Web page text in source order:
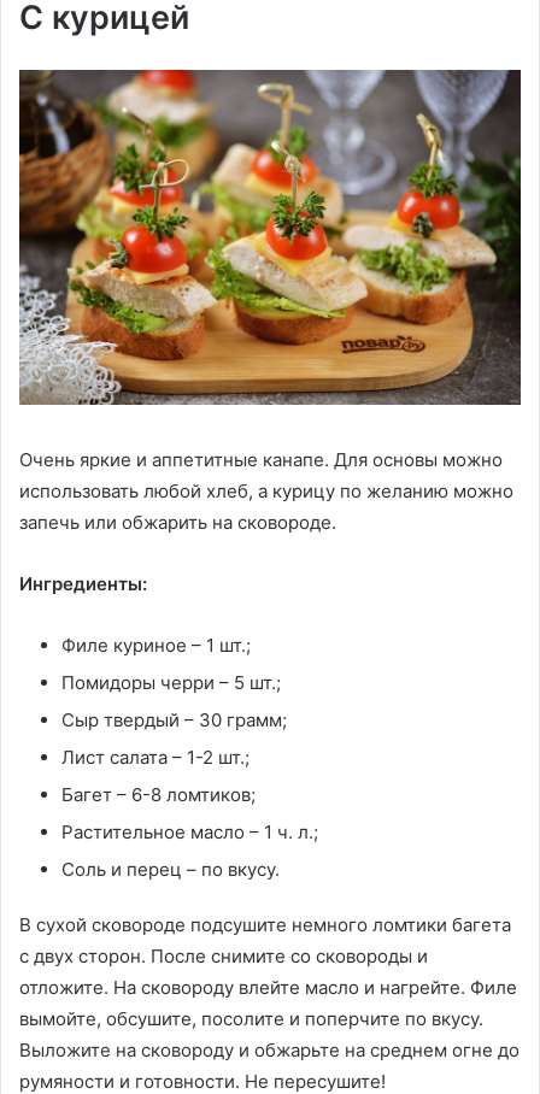
С курицей
Очень яркие и аппетитные канапе. Для основы можно
использовать любой хлеб, а курицу по желанию можно
запечь или обжарить на сковороде.
Ингредиенты:
Филе куриное – 1 шт.;
Помидоры черри – 5 шт.;
Сыр твердый – 30 грамм;
Лист салата – 1-2 шт.;
Багет – 6-8 ломтиков;
Растительное масло – 1 ч. л.;
Соль и перец – по вкусу.
В сухой сковороде подсушите немного ломтики багета
с двух сторон. После снимите со сковороды и
отложите. На сковороду влейте масло и нагрейте. Филе
вымойте, обсушите, посолите и поперчите по вкусу.
Выложите на сковороду и обжарьте на среднем огне до
румяности и готовности. Не пересушите!